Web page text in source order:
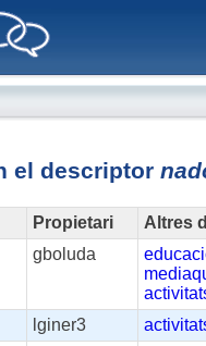
el descriptor
Propietari
Altres
gboluda
lginer3